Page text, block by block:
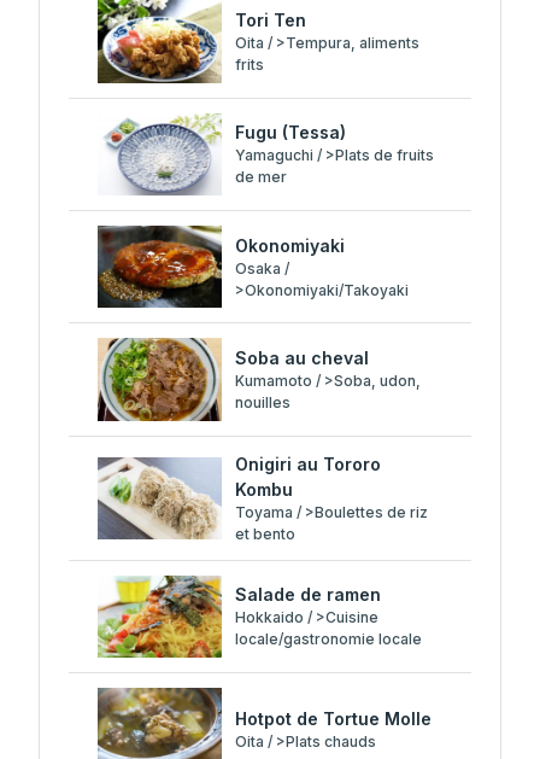
Tori Ten
Oita / >Tempura, aliments
frits
Fugu (Tessa)
Yamaguchi / >Plats de fruits
de mer
Okonomiyaki
Osaka /
>Okonomiyaki/Takoyaki
Soba au cheval
Kumamoto / >Soba, udon,
nouilles
Onigiri au Tororo
Kombu
Toyama / >Boulettes de riz
et bento
Salade de ramen
Hokkaido / >Cuisine
locale/gastronomie locale
Hotpot de Tortue Molle
Oita / >Plats chauds